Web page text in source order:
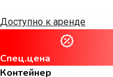
Доступно к аренде
Спец.цена
Контейнер